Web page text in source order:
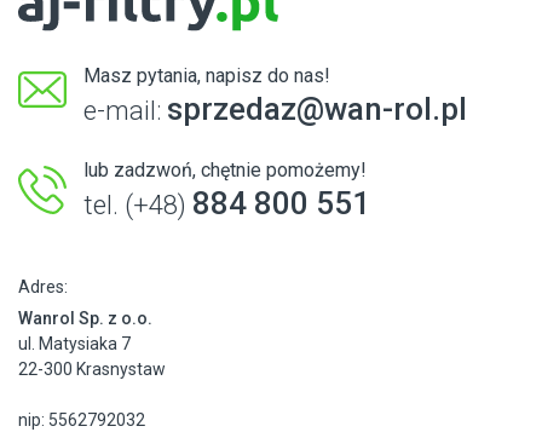
Masz pytania, napisz do nas!
e-mail: sprzedaz@wan-rol.pl
lub zadzwoń, chętnie pomożemy!
tel. (+48) 884 800 551
Adres:
Wanrol Sp. z o.o.
ul. Matysiaka 7
22-300 Krasnystaw
nip: 5562792032